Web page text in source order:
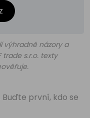
výhradně názory a
trade s.r.o. texty
první, kdo se